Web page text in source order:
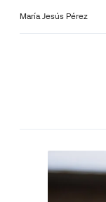
María Jesús Pérez